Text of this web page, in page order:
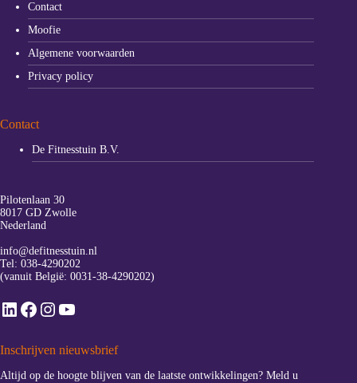
Contact
Moofie
Algemene voorwaarden
Privacy policy
Contact
De Fitnesstuin B.V.
Pilotenlaan 30
8017 GD Zwolle
Nederland
info@defitnesstuin.nl
Tel: 038-4290202
(vanuit België: 0031-38-4290202)
LinkedIn
Facebook
Instagram
YouTube
Inschrijven nieuwsbrief
Altijd op de hoogte blijven van de laatste ontwikkelingen? Meld u